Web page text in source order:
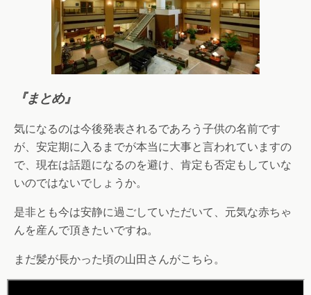
『まとめ』
気になるのは今後発表されるであろう子供の名前です
が、安定期に入るまでが本当に大事と言われていますの
で、現在は話題になるのを避け、肯定も否定もしていな
いのではないでしょうか。
是非とも今は安静に過ごしていただいて、元気な赤ちゃ
んを産んで頂きたいですね。
まだ髪が長かった頃の山田さんがこちら。